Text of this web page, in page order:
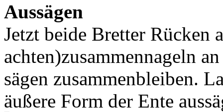
Aussägen
Jetzt beide Bretter Rücken
achten)zusammennageln
sägen zusammenbleiben.
äußere Form der Ente